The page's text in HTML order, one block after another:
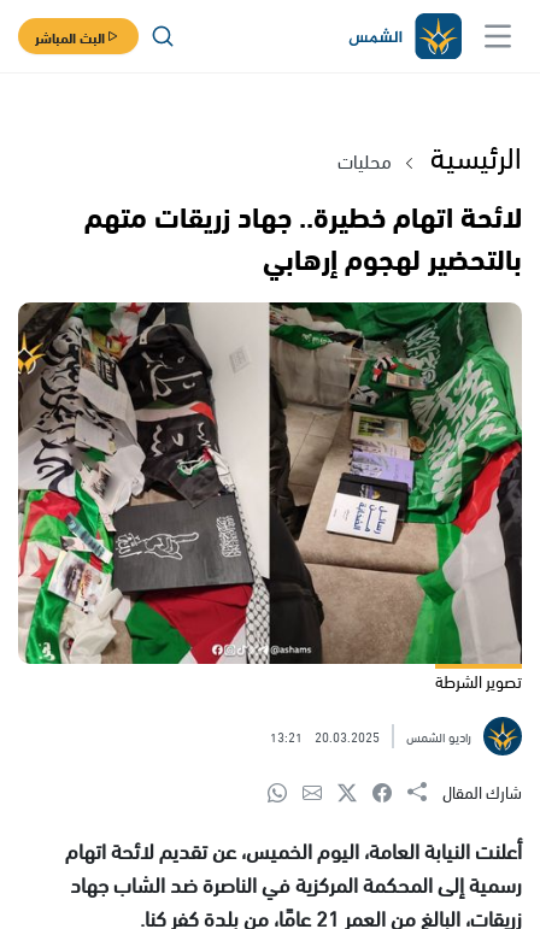
البث المباشر
الرئيسية محليات
لائحة اتهام خطيرة.. جهاد زريقات متهم
بالتحضير لهجوم إرهابي
تصوير الشرطة
راديو الشمس 20.03.2025
13:21
شارك المقال
أعلنت النيابة العامة، اليوم الخميس، عن تقديم لائحة اتهام
رسمية إلى المحكمة المركزية في الناصرة ضد الشاب جهاد
زريقات، البالغ من العمر 21 عامًا، من بلدة كفر كنا.